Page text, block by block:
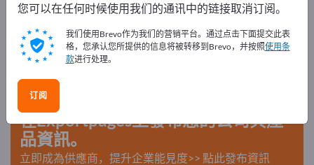
Exportpages 机器和设备 液压与气动技术
压缩机
气体压缩机
在Exportpages免費刊登廣告！
需求 – 供應 – 二手商品 – 商業聯繫 >> 由此開始
在Exportpages上發布您的公司與產
品資訊。
立即成為供應商，提升企業能見度>> 點此發布資訊
您可以在任何时候使用我们的通讯中的链接取消订阅。
我们使用Brevo作为我们的营销平台。通过点击下面提交此表
格，您承认您所提供的信息将被转移到Brevo，并按照使用条
款进行处理。
订阅